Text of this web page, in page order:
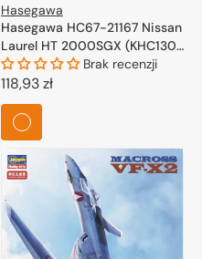
Hasegawa
Hasegawa HC67-21167 Nissan
Laurel HT 2000SGX (KHC130)
Late Version (1973) 1/24
Brak recenzji
Cena
regularna
118,93 zł